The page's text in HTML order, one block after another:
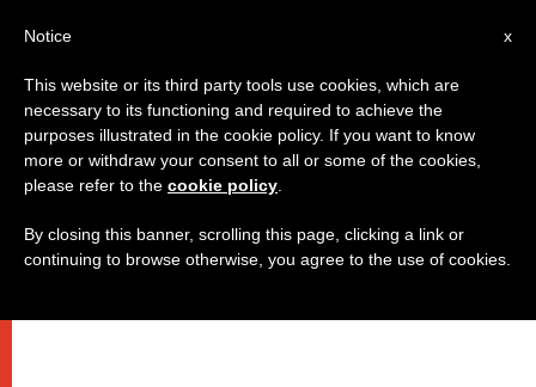
x
Notice
This website or its third party tools use cookies, which are
necessary to its functioning and required to achieve the
purposes illustrated in the cookie policy. If you want to know
more or withdraw your consent to all or some of the cookies,
please refer to the cookie policy
By closing this banner, scrolling this page, clicking a link or
continuing to browse otherwise, you agree to the use of cookies.